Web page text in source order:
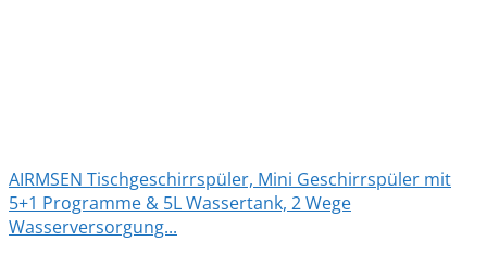
AIRMSEN Tischgeschirrspüler, Mini Geschirrspüler mit
5+1 Programme & 5L Wassertank, 2 Wege
Wasserversorgung...